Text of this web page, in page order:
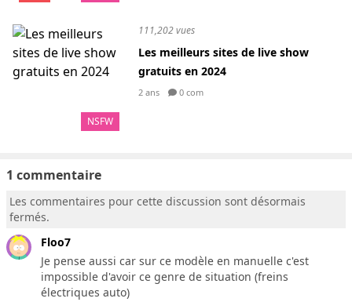
NSFW
111,202 vues
Les meilleurs sites de live show
gratuits en 2024
2 ans 0 com
1 commentaire
Les commentaires pour cette discussion sont désormais
fermés.
Floo7
Je pense aussi car sur ce modèle en manuelle c'est
impossible d'avoir ce genre de situation (freins
électriques auto)